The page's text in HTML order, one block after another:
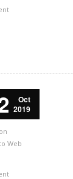
Oct
2019
Web